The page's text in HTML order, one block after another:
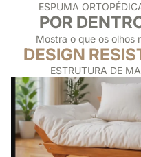
ESPUMA
POR
Mostra o que os olhos
DESIGN
ESTRUTURA DE